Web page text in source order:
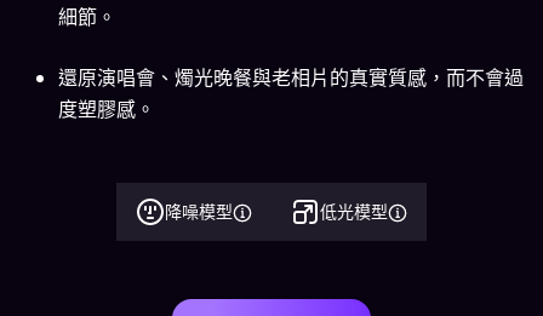
細節。
還原演唱會、燭光晚餐與老相片的真實質感，而不會過
度塑膠感。
降噪模型 低光模型